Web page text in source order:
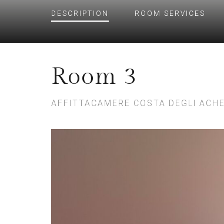
DESCRIPTION ROOM SERVICES
Room 3
AFFITTACAMERE COSTA DEGLI ACHEI